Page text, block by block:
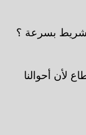
بسرعة ؟
لأن أحوالنا